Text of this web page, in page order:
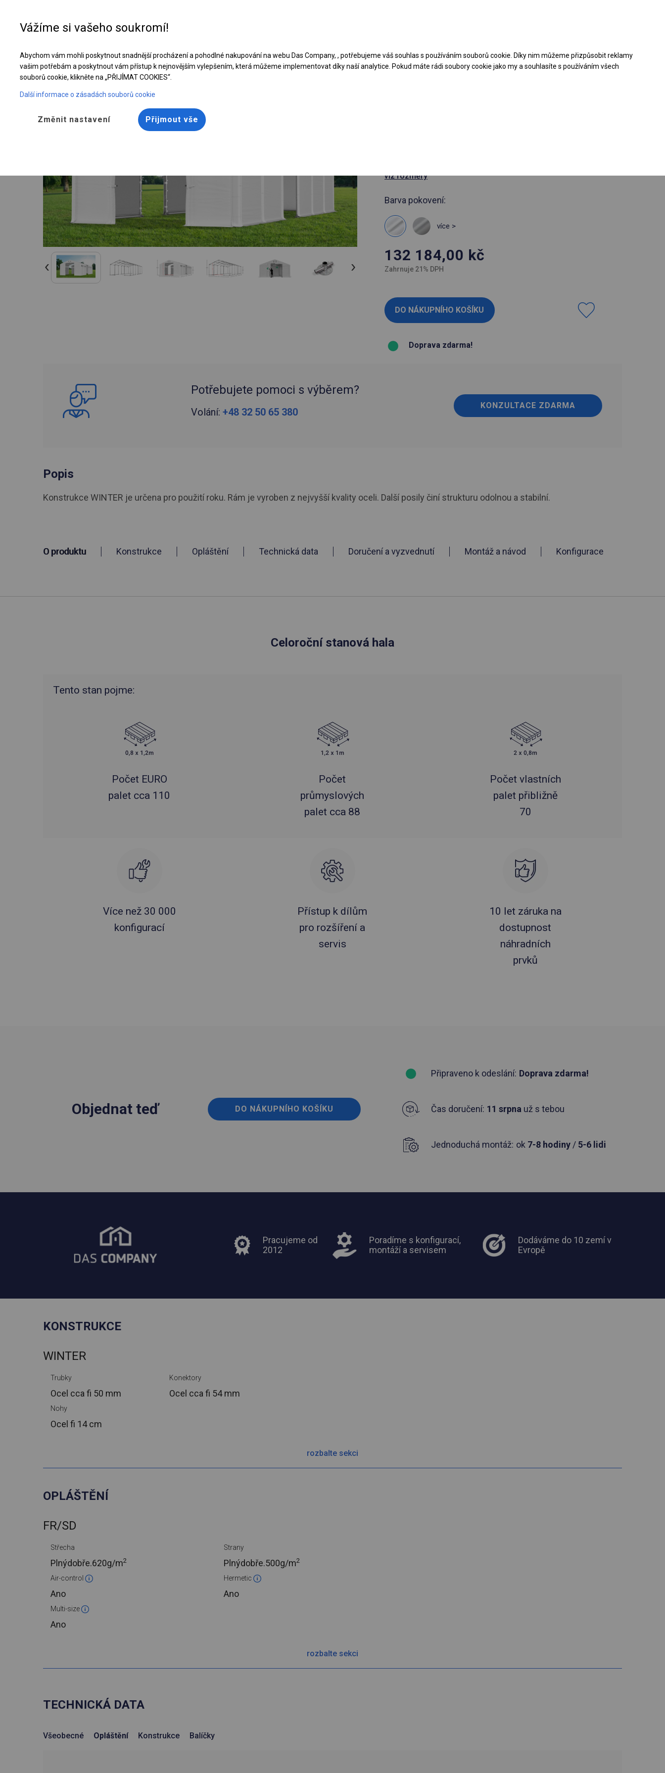
Celoroční stanová hala | 8x14 m Stáhněte si nabídku PDF
viz rozměry
Barva pokovení:
více >
132 184,00 kč
Zahrnuje 21% DPH
Doprava zdarma!
Potřebujete pomoci s výběrem?
Volání: +48 32 50 65 380
KONZULTACE ZDARMA
Popis
Konstrukce WINTER je určena pro použití roku. Rám je vyroben z nejvyšší kvality oceli. Další posily činí strukturu odolnou a stabilní.
O produktu Konstrukce Opláštění Technická data Doručení a vyzvednutí Montáž a návod Konfigurace
Celoroční stanová hala
Tento stan pojme:
Počet EURO
palet cca 110
Počet
průmyslových
palet cca 88
Počet vlastních
palet přibližně
70
Více než 30 000
konfigurací
Přístup k dílům
pro rozšíření a
servis
10 let záruka na
dostupnost
náhradních
prvků
Objednat teď DO NÁKUPNÍHO KOŠÍKU
Připraveno k odeslání: Doprava zdarma!
Čas doručení: 11 srpna už s tebou
Jednoduchá montáž: ok 7-8 hodiny/ 5-6 lidi
Pracujeme od
2012
Poradíme s konfigurací,
montáží a servisem
Dodáváme do 10 zemí v
Evropě
KONSTRUKCE
WINTER
Trubky
Ocel cca fi 50 mm
Konektory
Ocel cca fi 54 mm
Nohy
Ocel fi 14 cm
rozbalte sekci
OPLÁŠTĚNÍ
FR/SD
Střecha
Plnýdobře.620g/m2
Strany
Plnýdobře.500g/m2
Air-control
Ano
Hermetic
Ano
Multi-size
Ano
rozbalte sekci
TECHNICKÁ DATA
Všeobecné Opláštění Konstrukce Balíčky
Vážíme si vašeho soukromí!
Abychom vám mohli poskytnout snadnější procházení a pohodlné nakupování na webu Das Company, , potřebujeme váš souhlas s používáním souborů cookie. Díky nim můžeme přizpůsobit reklamy
vašim potřebám a poskytnout vám přístup k nejnovějším vylepšením, která můžeme implementovat díky naší analytice. Pokud máte rádi soubory cookie jako my a souhlasíte s používáním všech
souborů cookie, klikněte na „PŘIJÍMAT COOKIES“.
Další informace o zásadách souborů cookie
Změnit nastavení Přijmout vše